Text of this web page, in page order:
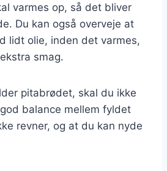
varmes op, så det bliver
Du kan også overveje at
lidt olie, inden det varmes,
smag.
pitabrødet, skal du ikke
balance mellem fyldet
revner, og at du kan nyde